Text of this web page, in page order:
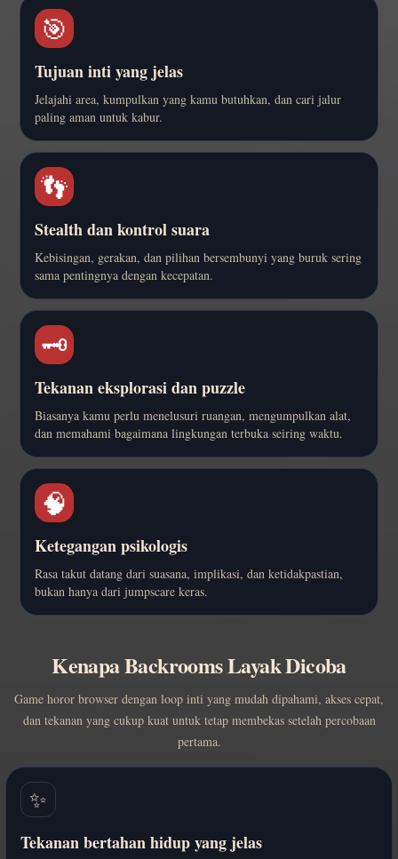
🎯
Tujuan inti yang jelas
Jelajahi area, kumpulkan yang kamu butuhkan, dan cari jalur
paling aman untuk kabur.
👣
Stealth dan kontrol suara
Kebisingan, gerakan, dan pilihan bersembunyi yang buruk sering
sama pentingnya dengan kecepatan.
🗝️
Tekanan eksplorasi dan puzzle
Biasanya kamu perlu menelusuri ruangan, mengumpulkan alat,
dan memahami bagaimana lingkungan terbuka seiring waktu.
🧠
Ketegangan psikologis
Rasa takut datang dari suasana, implikasi, dan ketidakpastian,
bukan hanya dari jumpscare keras.
Kenapa Backrooms Layak Dicoba
Game horor browser dengan loop inti yang mudah dipahami, akses cepat,
dan tekanan yang cukup kuat untuk tetap membekas setelah percobaan
pertama.
✨
Tekanan bertahan hidup yang jelas